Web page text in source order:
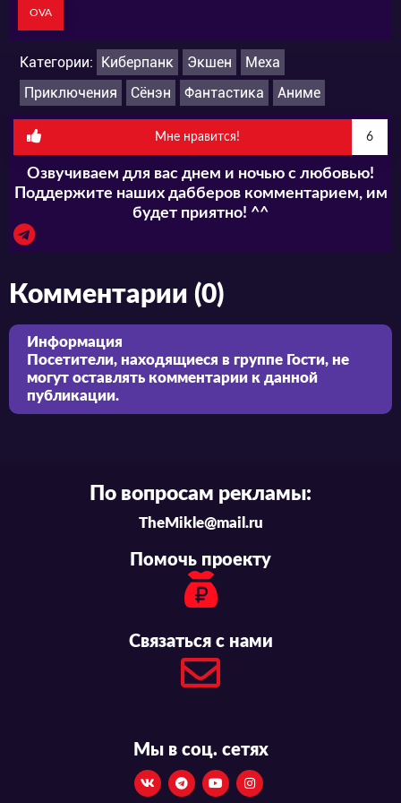
OVA
Категории: Киберпанк Экшен
Меха
Приключения
Сёнэн Фантастика Аниме
Мне нравится! 6
Озвучиваем для вас днем и ночью с любовью!
Поддержите наших дабберов комментарием, им
будет приятно! ^^
Комментарии (0)
Информация
Посетители, находящиеся в группе Гости, не
могут оставлять комментарии к данной
публикации.
По вопросам рекламы:
TheMikle@mail.ru
Помочь проекту
Связаться с нами
Мы в соц. сетях